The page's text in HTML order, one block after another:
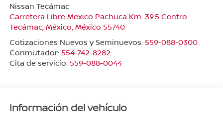
Nissan Tecámac
Carretera Libre Mexico Pachuca Km. 39.5 Centro
Tecámac, México , México 55740
Cotizaciones Nuevos y Seminuevos: 559-088-0300
Conmutador: 554-742-8282
Cita de servicio: 559-088-0044
Información del vehículo